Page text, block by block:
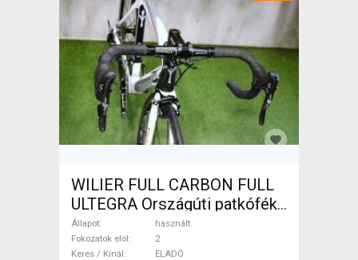
WILIER FULL CARBON FULL
ULTEGRA Országúti patkófék
használt ELADÓ
Állapot
használt
Fokozatok elöl
2
Keres / Kínál
ELADÓ